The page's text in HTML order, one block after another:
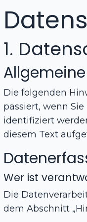
1.
Die folgenden
passiert, wenn
identifiziert
diesem Text
Wer ist
Die
dem Abschnitt